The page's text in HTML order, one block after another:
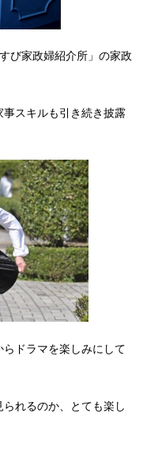
び家政婦紹介所」の家政
スキルも引き続き披露
ドラマを楽しみにして
れるのか、とても楽し